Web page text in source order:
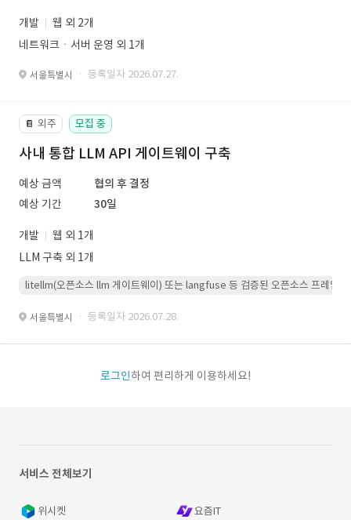
개발
웹 외 2개
네트워크ㆍ서버 운영 외 1개
서울특별시 · 등록일자 2026.07.27.
📔 외주 모집 중
사내 통합 LLM API 게이트웨이 구축
예상 금액
협의 후 결정
예상 기간
30일
개발
웹 외 1개
LLM 구축 외 1개
litellm(오픈소스 llm 게이트웨이) 또는 langfuse 등 검증된 오픈소스 프레임워
서울특별시 · 등록일자 2026.07.28.
로그인하여 편리하게 이용하세요!
서비스 전체보기
위시켓 요즘IT